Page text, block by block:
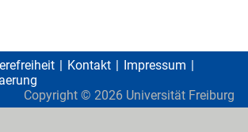
Kontakt
Impressum
Copyright © 2026 Universität Freiburg